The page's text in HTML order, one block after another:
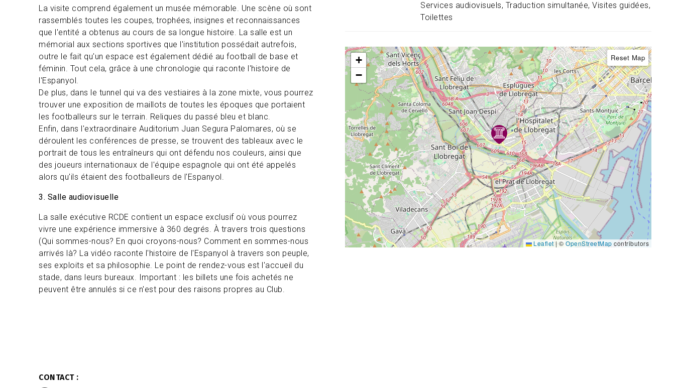
La visite comprend également un musée mémorable. Une scène où sont
rassemblés toutes les coupes, trophées, insignes et reconnaissances
que l'entité a obtenus au cours de sa longue histoire. La salle est un
mémorial aux sections sportives que l'institution possédait autrefois,
outre le fait qu'un espace est également dédié au football de base et
féminin. Tout cela, grâce à une chronologie qui raconte l'histoire de
l'Espanyol.
De plus, dans le tunnel qui va des vestiaires à la zone mixte, vous pourrez
trouver une exposition de maillots de toutes les époques que portaient
les footballeurs sur le terrain. Reliques du passé bleu et blanc.
Enfin, dans l'extraordinaire Auditorium Juan Segura Palomares, où se
déroulent les conférences de presse, se trouvent des tableaux avec le
portrait de tous les entraîneurs qui ont défendu nos couleurs, ainsi que
des joueurs internationaux de l'équipe espagnole qui ont été appelés
alors qu'ils étaient des footballeurs de l'Espanyol.
3. Salle audiovisuelle
La salle exécutive RCDE contient un espace exclusif où vous pourrez
vivre une expérience immersive à 360 degrés. À travers trois questions
(Qui sommes-nous? En quoi croyons-nous? Comment en sommes-nous
arrivés là? La vidéo raconte l'histoire de l'Espanyol à travers son peuple,
ses exploits et sa philosophie. Le point de rendez-vous est l'accueil du
stade, dans leurs bureaux. Important : les billets une fois achetés ne
peuvent être annulés si ce n'est pour des raisons propres au Club.
CONTACT
Services audiovisuels Traduction simultanée Visites guidées
Toilettes
+
−
Reset Map
Leaflet |©OpenStreetMap contributors